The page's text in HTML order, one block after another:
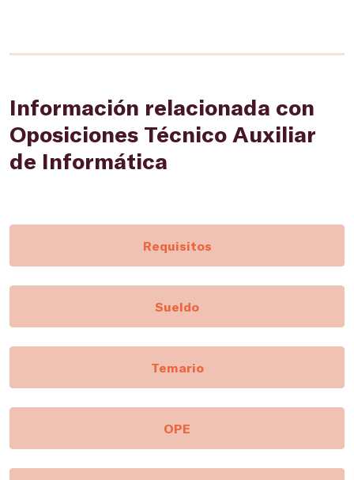
Información relacionada con
Oposiciones Técnico Auxiliar
de Informática
Requisitos
Sueldo
Temario
OPE